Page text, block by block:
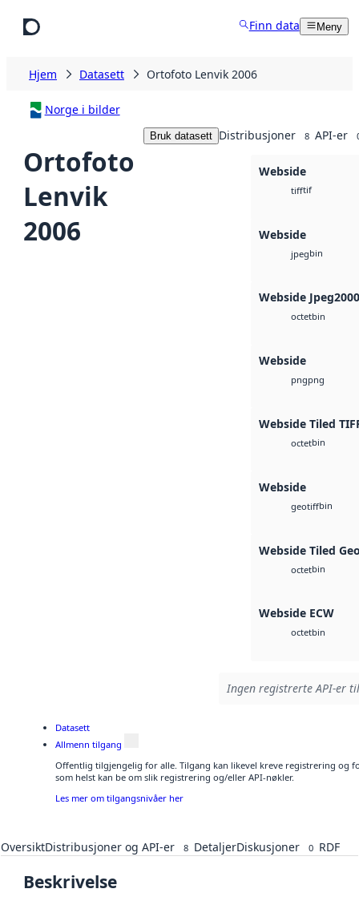
Finn data Meny
Hjem Datasett Ortofoto Lenvik 2006
Norge i bilder
Ortofoto
Lenvik
2006
Bruk datasett Distribusjoner 8 API-er
Webside
tifftif
Webside
jpegbin
Webside Jpeg2000
octetbin
Webside
pngpng
Webside Tiled
octetbin
Webside
geotiffbin
Webside Tiled
octetbin
Webside ECW
octetbin
Ingen registrerte API-er
Datasett
Allmenn tilgang
Offentlig tilgjengelig for alle. Tilgang kan likevel kreve registrering og
som helst kan be om slik registrering og/eller API-nøkler.
Les mer om tilgangsnivåer her
OversiktDistribusjoner og API-er 8 DetaljerDiskusjoner 0 RDF
Beskrivelse